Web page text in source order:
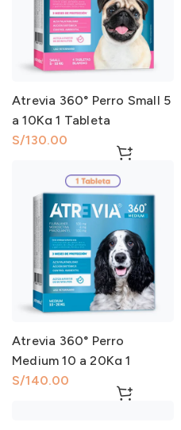
Atrevia 360° Perro Small 5
a 10Kg 1 Tableta
S/
Atrevia 360° Perro
Medium 10 a 20Kg 1
Tableta
S/